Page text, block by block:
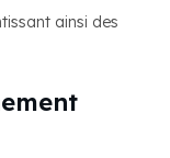
ainsi des